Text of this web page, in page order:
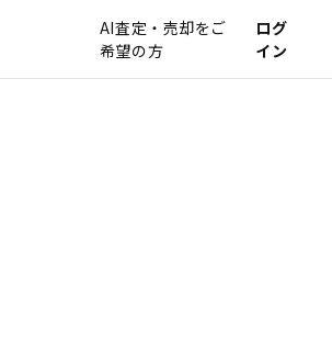
AI査定・売却をご
希望の方
ログ
イン